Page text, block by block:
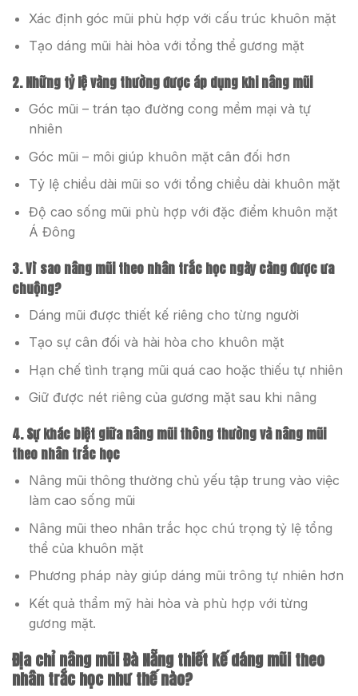
Xác định góc mũi phù hợp với cấu trúc khuôn mặt
Tạo dáng mũi hài hòa với tổng thể gương mặt
2. Những tỷ lệ vàng thường được áp dụng khi nâng mũi
Góc mũi – trán tạo đường cong mềm mại và tự
nhiên
Góc mũi – môi giúp khuôn mặt cân đối hơn
Tỷ lệ chiều dài mũi so với tổng chiều dài khuôn mặt
Độ cao sống mũi phù hợp với đặc điểm khuôn mặt
Á Đông
3. Vì sao nâng mũi theo nhân trắc học ngày càng được ưa
chuộng?
Dáng mũi được thiết kế riêng cho từng người
Tạo sự cân đối và hài hòa cho khuôn mặt
Hạn chế tình trạng mũi quá cao hoặc thiếu tự nhiên
Giữ được nét riêng của gương mặt sau khi nâng
4. Sự khác biệt giữa nâng mũi thông thường và nâng mũi
theo nhân trắc học
Nâng mũi thông thường chủ yếu tập trung vào việc
làm cao sống mũi
Nâng mũi theo nhân trắc học chú trọng tỷ lệ tổng
thể của khuôn mặt
Phương pháp này giúp dáng mũi trông tự nhiên hơn
Kết quả thẩm mỹ hài hòa và phù hợp với từng
gương mặt.
Địa chỉ nâng mũi Đà Nẵng thiết kế dáng mũi theo
nhân trắc học như thế nào?